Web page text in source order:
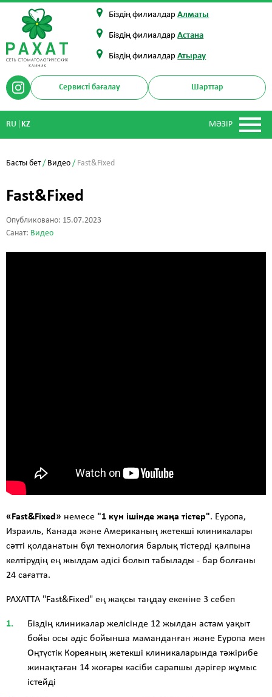
Біздің филиалдарАлматы
Біздің филиалдарАстана
Біздің филиалдарАтырау
Сервисті бағалау Шарттар
МӘЗІР
RU KZ
Басты бет/ Видео / Fast&Fixed
Fast&Fixed
Опубликовано: 15.07.2023
Санат: Видео
«Fast&Fixed» немесе "1 күн ішінде жаңа тістер". Еуропа,
Израиль, Канада және Американың жетекші клиникалары
сәтті қолданатын бұл технология барлық тістерді қалпына
келтірудің ең жылдам әдісі болып табылады - бар болғаны
24 сағатта.
РАХАТТА "Fast&Fixed" ең жақсы таңдау екеніне 3 себеп
Біздің клиникалар желісінде 12 жылдан астам уақыт
бойы осы әдіс бойынша маманданған және Еуропа мен
Оңтүстік Кореяның жетекші клиникаларында тәжірибе
жинақтаған 14 жоғары кәсіби сарапшы дәрігер жұмыс
істейді